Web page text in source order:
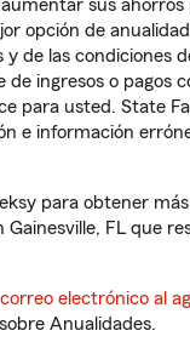
sus ahorros
opción de
de las condiciones
ingresos o pagos
para usted. State
e información
para obtener
Gainesville, FL que
electrónico al
Anualidades.